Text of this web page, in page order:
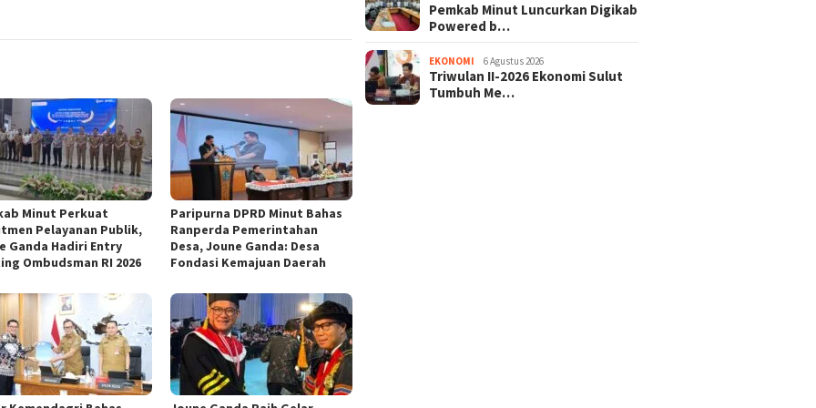
Minut Perkuat
Pelayanan Publik,
Ganda Hadiri Entry
Ombudsman RI 2026
Paripurna DPRD Minut Bahas
Ranperda Pemerintahan
Desa, Joune Ganda: Desa
Fondasi Kemajuan Daerah
Pemkab Minut Luncurkan Digikab
Powered b…
EKONOMI 6 Agustus 2026
Triwulan II-2026 Ekonomi Sulut
Tumbuh Me…